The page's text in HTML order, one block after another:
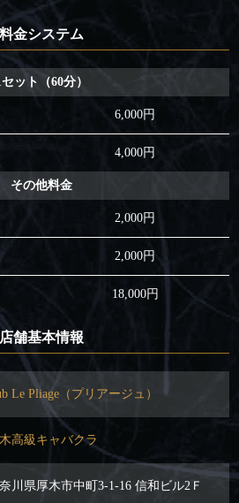
料金システム
セット（60分）
6,000円
4,000円
その他料金
2,000円
2,000円
18,000円
店舗基本情報
Le Pliage（プリアージュ）
高級キャバクラ
川県厚木市中町3-1-16 信和ビル2Ｆ